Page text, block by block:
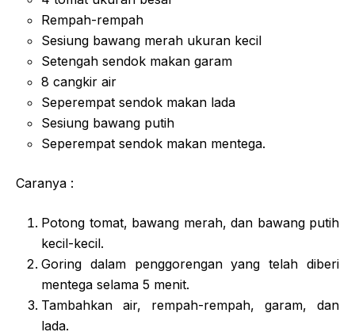
Rempah-rempah
Sesiung bawang merah ukuran kecil
Setengah sendok makan garam
8 cangkir air
Seperempat sendok makan lada
Sesiung bawang putih
Seperempat sendok makan mentega.
Caranya :
Potong tomat, bawang merah, dan bawang putih
kecil-kecil.
Goring dalam penggorengan yang telah diberi
mentega selama 5 menit.
Tambahkan air, rempah-rempah, garam, dan
lada.